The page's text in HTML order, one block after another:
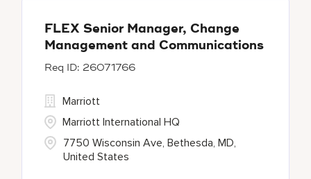
FLEX Senior Manager, Change
Management and Communications
26071766
7750 Wisconsin Ave, Bethesda, MD,
United States
Marriott
Marriott International HQ